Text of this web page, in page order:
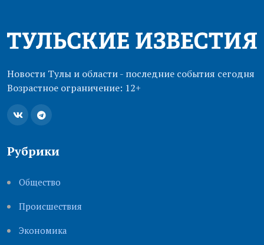
Новости Тулы и области - последние события сегодня
Возрастное ограничение: 12+
Рубрики
Общество
Происшествия
Экономика